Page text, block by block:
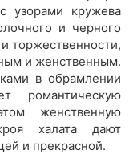
узорами кружева
и черного
торжественности,
и женственным.
в обрамлении
романтическую
женственную
халата дают
и прекрасной.